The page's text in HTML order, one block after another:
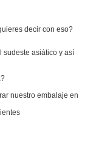
decir con eso?
sudeste asiático y así
nuestro embalaje en